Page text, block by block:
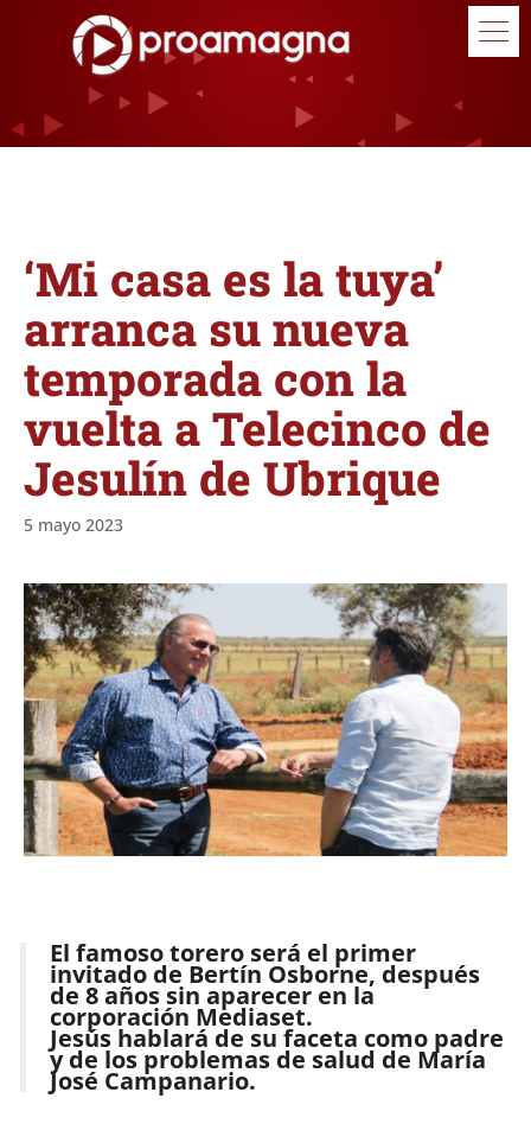
‘Mi casa es la tuya’
arranca su nueva
temporada con la
vuelta a Telecinco de
Jesulín de Ubrique
5 mayo 2023
El famoso torero será el primer
invitado de Bertín Osborne, después
de 8 años sin aparecer en la
corporación Mediaset.
Jesús hablará de su faceta como padre
y de los problemas de salud de María
José Campanario.